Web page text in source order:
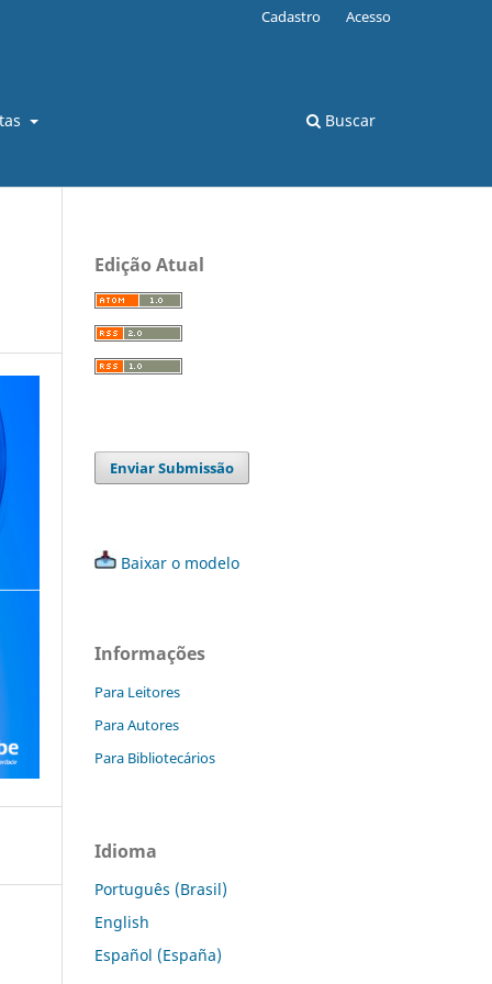
Buscar
Cadastro Acesso
Edição Atual
Enviar Submissão
Baixar o modelo
Informações
Para Leitores
Para Autores
Para Bibliotecários
Idioma
Português (Brasil)
English
Español (España)